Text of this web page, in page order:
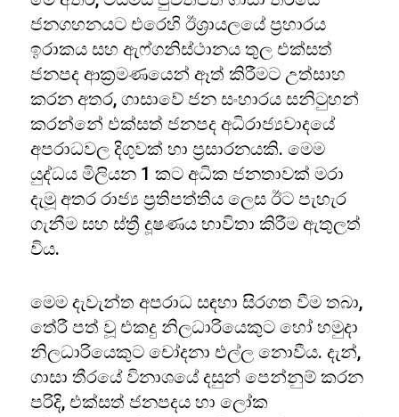
ජනගහනයට එරෙහි ඊශ්‍රායලයේ ප්‍රහාරය
ඉරාකය සහ ඇෆ්ගනිස්ථානය තුල එක්සත්
ජනපද ආක්‍රමණයෙන් ඈත් කිරීමට උත්සාහ
කරන අතර, ගාසාවේ ජන සංහාරය සනිටුහන්
කරන්නේ එක්සත් ජනපද අධිරාජ්‍යවාදයේ
අපරාධවල දිගුවක් හා ප්‍රසාරනයකි. මෙම
යුද්ධය මිලියන 1 කට අධික ජනතාවක් මරා
දැමූ අතර රාජ්‍ය ප්‍රතිපත්තිය ලෙස ඊට පැහැර
ගැනීම සහ ස්ත්‍රී දූෂණය භාවිතා කිරීම ඇතුලත්
විය.
මෙම දැවැන්ත අපරාධ සඳහා සිරගත වීම තබා,
තේරී පත් වූ එකදු නිලධාරියෙකුට හෝ හමුදා
නිලධාරියෙකුට චෝදනා එල්ල නොවීය. දැන්,
ගාසා තීරයේ විනාශයේ දසුන් පෙන්නුම් කරන
පරිදි, එක්සත් ජනපදය හා ලෝක